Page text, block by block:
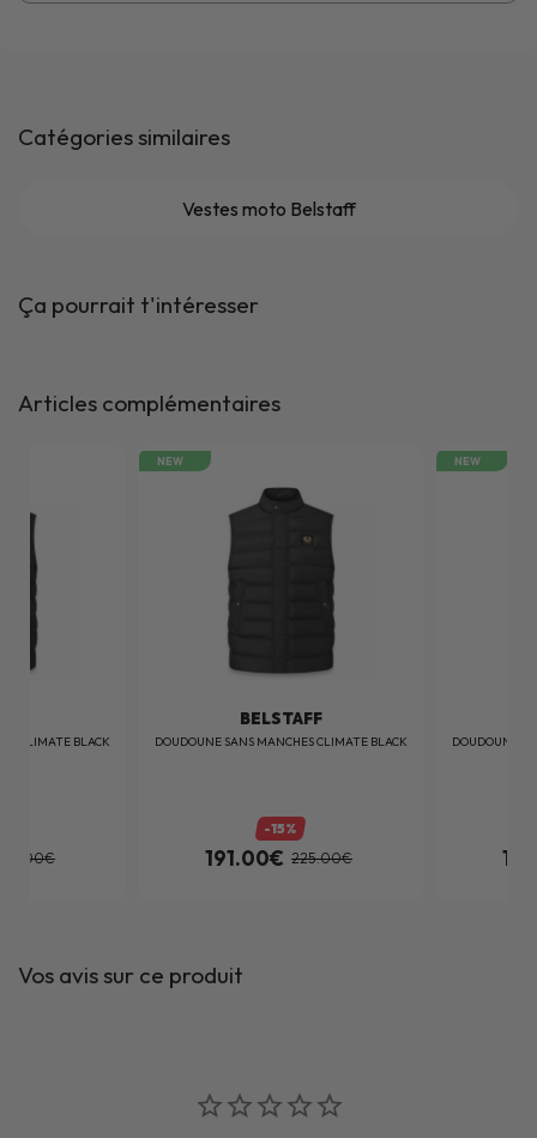
Catégories similaires
Vestes moto Belstaff
Ça pourrait t'intéresser
Articles complémentaires
CLIMATE BLACK
NEW
BELSTAFF
DOUDOUNE SANS MANCHES CLIMATE BLACK
-15%
191.00€ 225.00€
NEW
DOUDOUNE
Vos avis sur ce produit